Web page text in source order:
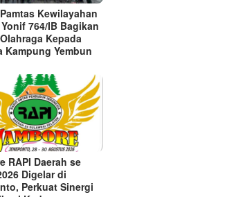
Kewilayahan
Yonif 764/IB Bagikan
Kepada
Kampung Yembun
RAPI Daerah se
Digelar di
Perkuat Sinergi